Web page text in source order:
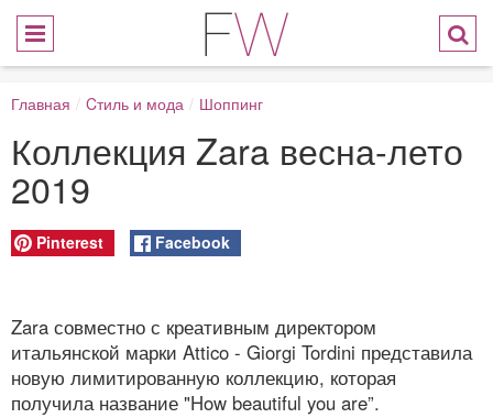
Главная / Cтиль и мода / Шоппинг
Коллекция Zara весна-лето
2019
Pinterest Facebook
Zara совместно с креативным директором
итальянской марки Attico - Giorgi Tordini представила
новую лимитированную коллекцию, которая
получила название "How beautiful you are”.